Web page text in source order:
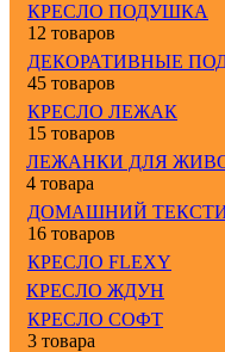
КРЕСЛО ПОДУШКА
12 товаров
ДЕКОРАТИВНЫЕ
45 товаров
КРЕСЛО ЛЕЖАК
15 товаров
ЛЕЖАНКИ ДЛЯ
4 товара
ДОМАШНИЙ
16 товаров
КРЕСЛО FLEXY
КРЕСЛО ЖДУН
КРЕСЛО СОФТ
3 товара